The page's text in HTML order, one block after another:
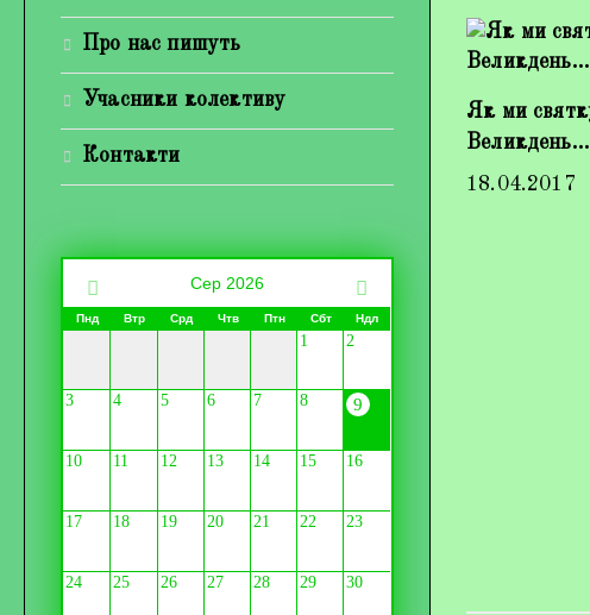
Як ми
Великдень…
18.04.2017
Про нас пишуть
Учасники колективу
Контакти
Сер 2026
Пнд Втр Срд Чтв Птн Сбт Ндл
1 2
3 4 5 6 7 8 9
10 11 12 13 14 15 16
17 18 19 20 21 22 23
24 25 26 27 28 29 30